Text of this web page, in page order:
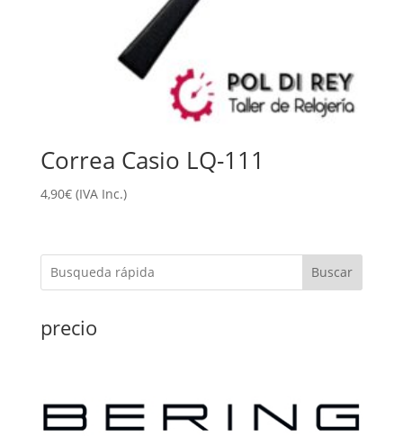
Correa Casio LQ-111
4,90€ (IVA Inc.)
Buscar
precio